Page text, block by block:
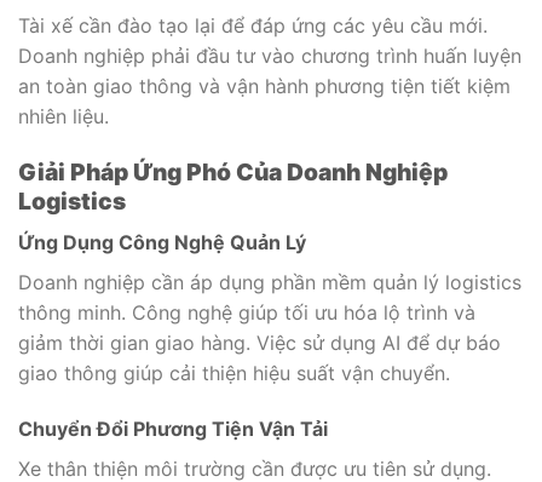
Tài xế cần đào tạo lại để đáp ứng các yêu cầu mới.
Doanh nghiệp phải đầu tư vào chương trình huấn luyện
an toàn giao thông và vận hành phương tiện tiết kiệm
nhiên liệu.
Giải Pháp Ứng Phó Của Doanh Nghiệp
Logistics
Ứng Dụng Công Nghệ Quản Lý
Doanh nghiệp cần áp dụng phần mềm quản lý logistics
thông minh. Công nghệ giúp tối ưu hóa lộ trình và
giảm thời gian giao hàng. Việc sử dụng AI để dự báo
giao thông giúp cải thiện hiệu suất vận chuyển.
Chuyển Đổi Phương Tiện Vận Tải
Xe thân thiện môi trường cần được ưu tiên sử dụng.